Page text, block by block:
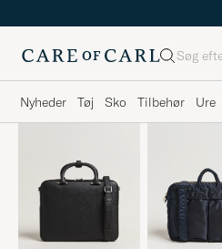
Søg
Nyheder Tøj Sko Tilbehør Ure